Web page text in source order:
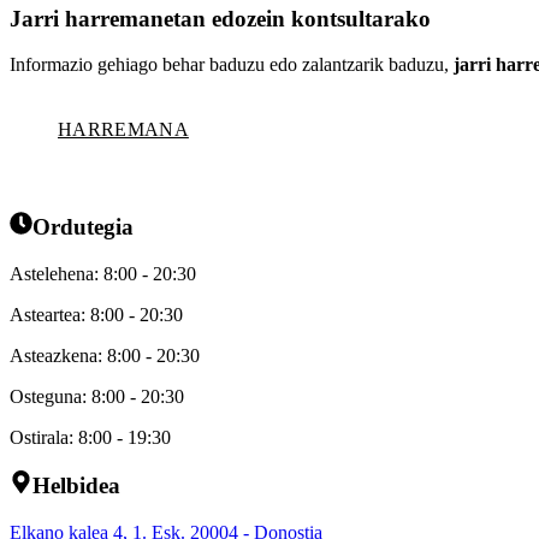
Jarri harremanetan edozein kontsultarako
Informazio gehiago behar baduzu edo zalantzarik baduzu, jarri
HARREMANA
Ordutegia
Astelehena: 8:00 - 20:30
Asteartea: 8:00 - 20:30
Asteazkena: 8:00 - 20:30
Osteguna: 8:00 - 20:30
Ostirala: 8:00 - 19:30
Helbidea
Elkano kalea 4, 1. Esk. 20004 - Donostia